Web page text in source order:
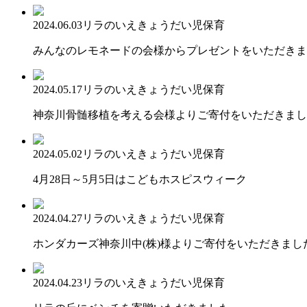
2024.06.03リラのいえ きょうだい児保育
みんなのレモネードの会様からプレゼントをいただき
2024.05.17リラのいえ きょうだい児保育
神奈川骨髄移植を考える会様よりご寄付をいただきま
2024.05.02 リラのいえ きょうだい児保育
4月28日～5月5日はこどもホスピスウィーク
2024.04.27リラのいえ きょうだい児保育
ホンダカーズ神奈川中(株)様よりご寄付をいただきまし
2024.04.23リラのいえ きょうだい児保育